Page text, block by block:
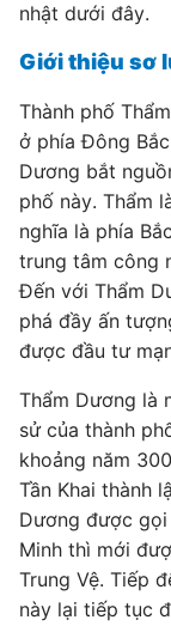
nhật dưới đây.
Giới thiệu sơ
Thành phố
ở phía Đông
Dương bắt
phố này. Thẩm
nghĩa là phía
trung tâm công
Đến với Thẩm
phá đầy ấn
được đầu tư
Thẩm Dương là
sử của thành
khoảng năm
Tần Khai thành
Dương được
Minh thì mới
Trung Vệ. Tiếp
này lại tiếp tục